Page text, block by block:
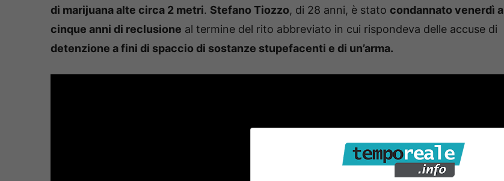
di marijuana alte circa 2 metri. Stefano Tiozzo, di 28 anni, è stato condannato venerdì a
cinque anni di reclusione al termine del rito abbreviato in cui rispondeva delle accuse di
detenzione a fini di spaccio di sostanze stupefacenti e di un’arma.